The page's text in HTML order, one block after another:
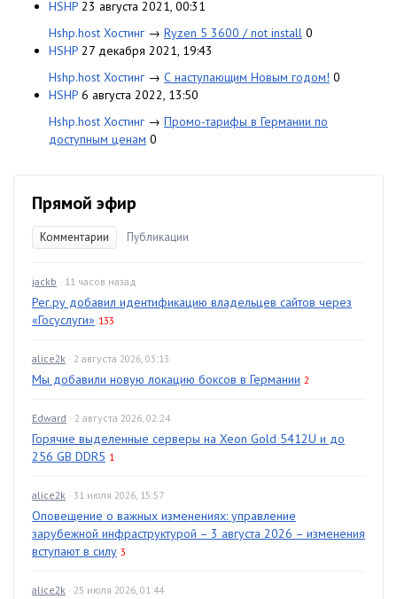
HSHP 23 августа 2021, 00:31
Hshp.host Хостинг → Ryzen 5 3600 / not install 0
HSHP 27 декабря 2021, 19:43
Hshp.host Хостинг → С наступающим Новым годом! 0
HSHP 6 августа 2022, 13:50
Hshp.host Хостинг → Промо-тарифы в Германии по
доступным ценам 0
Прямой эфир
Комментарии Публикации
jackb · 11 часов назад
Рег.ру добавил идентификацию владельцев сайтов через
«Госуслуги» 133
alice2k · 2 августа 2026, 03:13
Мы добавили новую локацию боксов в Германии 2
Edward · 2 августа 2026, 02:24
Горячие выделенные серверы на Xeon Gold 5412U и до
256 GB DDR5 1
alice2k · 31 июля 2026, 15:57
Оповещение о важных изменениях: управление
зарубежной инфраструктурой – 3 августа 2026 – изменения
вступают в силу 3
alice2k · 25 июля 2026, 01:44